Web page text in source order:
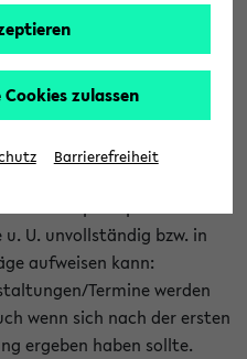
und nicht
Semester.
kann nur
von den Lehrenden
und diese Änderungen
U. unvollständig bzw. in
aufweisen kann:
Termine werden
wenn sich nach der ersten
ergeben haben sollte.
zulassen
Barrierefreiheit